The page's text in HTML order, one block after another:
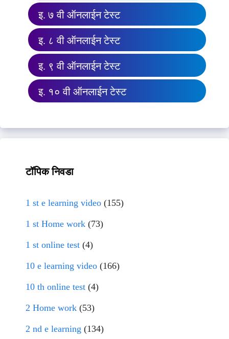
इ. ७ वी ऑनलाईन टेस्ट
इ. ८ वी ऑनलाईन टेस्ट
इ. ९ वी ऑनलाईन टेस्ट
इ. १० वी ऑनलाईन टेस्ट
टॉपिक निवडा
1 st e learning video (155)
1 st Home work (73)
1 st online test (4)
10 e learning video (166)
10 th online test (4)
2 Home work (53)
2 nd e learning (134)